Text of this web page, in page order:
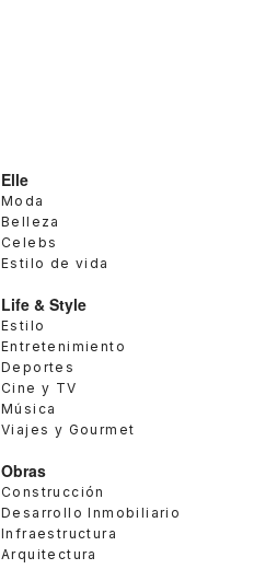
Elle
Moda
Belleza
Celebs
Estilo de vida
Life & Style
Estilo
Entretenimiento
Deportes
Cine y TV
Música
Viajes y Gourmet
Obras
Construcción
Desarrollo Inmobiliario
Infraestructura
Arquitectura